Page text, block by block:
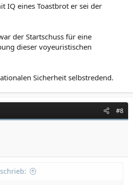
IQ eines Toastbrot er sei der
der Startschuss für eine
dieser voyeuristischen
Sicherheit selbstredend.
#8